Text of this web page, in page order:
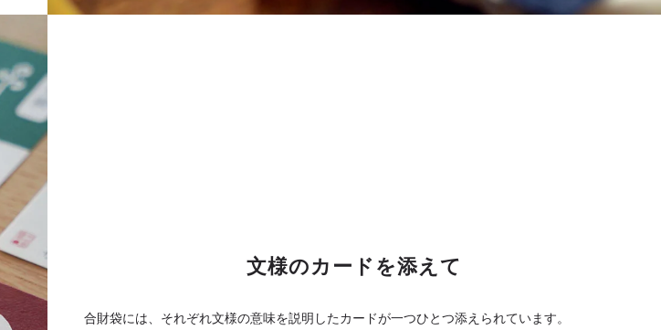
文様のカードを添えて
合財袋には、それぞれ文様の意味を説明したカードが一つひとつ添えられています。